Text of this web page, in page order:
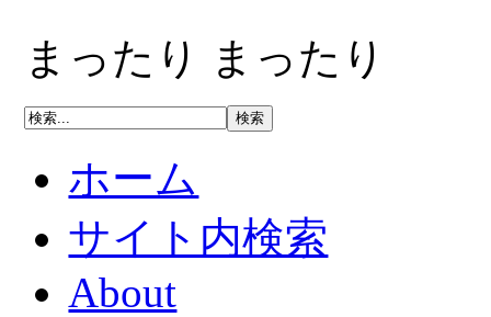
まったり まったり
ホーム
サイト内検索
About